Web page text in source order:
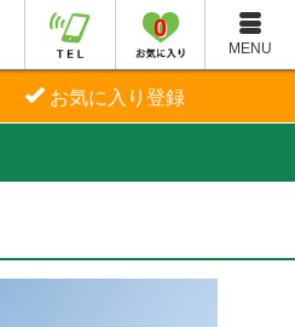
MENU
0
お気に入り登録